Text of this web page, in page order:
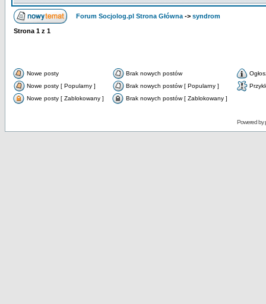
Forum Socjolog.pl Strona Główna -> syndrom
Strona 1 z 1
Nowe posty Brak nowych postów
Nowe posty [ Popularny ]
Brak nowych postów [ Popularny ]
Nowe posty [ Zablokowany ]
Brak nowych postów [ Zablokowany ]
Powered by